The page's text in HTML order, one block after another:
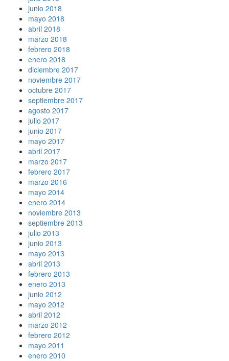
junio 2018
mayo 2018
abril 2018
marzo 2018
febrero 2018
enero 2018
diciembre 2017
noviembre 2017
octubre 2017
septiembre 2017
agosto 2017
julio 2017
junio 2017
mayo 2017
abril 2017
marzo 2017
febrero 2017
marzo 2016
mayo 2014
enero 2014
noviembre 2013
septiembre 2013
julio 2013
junio 2013
mayo 2013
abril 2013
febrero 2013
enero 2013
junio 2012
mayo 2012
abril 2012
marzo 2012
febrero 2012
mayo 2011
enero 2010